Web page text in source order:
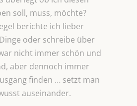
soll, muss, möchte?
berichte ich lieber
oder schreibe über
nicht immer schön und
aber dennoch immer
finden … setzt man
auseinander.